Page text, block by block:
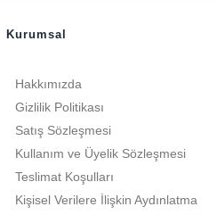
Kurumsal
Hakkımızda
Gizlilik Politikası
Satış Sözleşmesi
Kullanım ve Üyelik Sözleşmesi
Teslimat Koşulları
Kişisel Verilere İlişkin Aydınlatma